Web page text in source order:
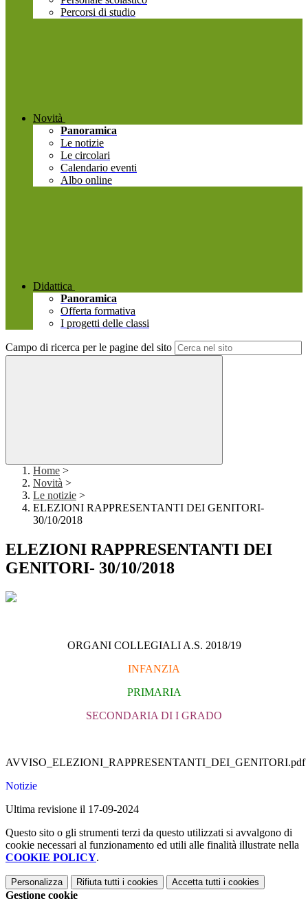
Percorsi di studio
Novità
Panoramica
Le notizie
Le circolari
Calendario eventi
Albo online
Didattica
Panoramica
Offerta formativa
I progetti delle classi
Campo di ricerca per le pagine del sito
Home >
Novità >
Le notizie >
ELEZIONI RAPPRESENTANTI DEI GENITORI-
30/10/2018
ELEZIONI RAPPRESENTANTI DEI
GENITORI- 30/10/2018
ORGANI COLLEGIALI A.S. 2018/19
INFANZIA
PRIMARIA
SECONDARIA DI I GRADO
AVVISO_ELEZIONI_RAPPRESENTANTI_DEI_GENITORI.pdf
Notizie
Ultima revisione il 17-09-2024
Questo sito o gli strumenti terzi da questo utilizzati si avvalgono di
cookie necessari al funzionamento ed utili alle finalità illustrate nella
COOKIE POLICY.
Personalizza Rifiuta tutti i cookies Accetta tutti i cookies
Gestione cookie